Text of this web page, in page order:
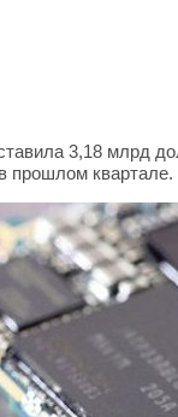
3,18 млрд
прошлом квартале.